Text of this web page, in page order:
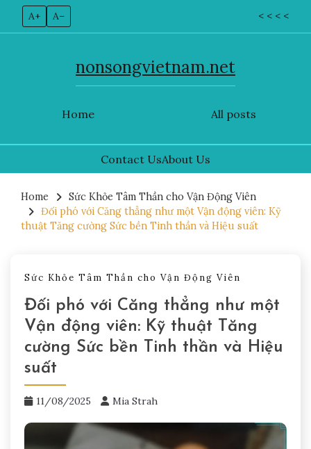
A+ A– < < < <
Home
nonsongvietnam.net
All posts
Contact UsAbout Us
content
Home
Sức Khỏe Tâm Thần cho Vận Động Viên
Đối phó với Căng thẳng như một Vận động viên: Kỹ
thuật Tăng cường Sức bền Tinh thần và Hiệu suất
Sức Khỏe Tâm Thần cho Vận Động Viên
Đối phó với Căng thẳng như một
Vận động viên: Kỹ thuật Tăng
cường Sức bền Tinh thần và Hiệu
suất
11/08/2025 Mia Strah